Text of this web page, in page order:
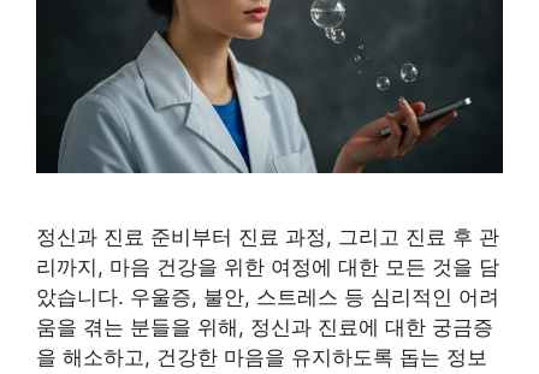
정신과 진료 준비부터 진료 과정, 그리고 진료 후 관
리까지, 마음 건강을 위한 여정에 대한 모든 것을 담
았습니다. 우울증, 불안, 스트레스 등 심리적인 어려
움을 겪는 분들을 위해, 정신과 진료에 대한 궁금증
을 해소하고, 건강한 마음을 유지하도록 돕는 정보